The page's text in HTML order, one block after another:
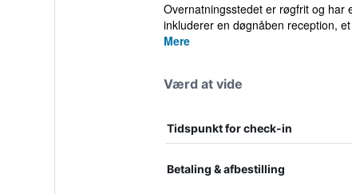
Overnatningsstedet er røgfrit og
inkluderer en døgnåben reception,
Mere
Værd at vide
Tidspunkt for check-in
Betaling & afbestilling